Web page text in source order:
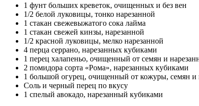
1 фунт больших креветок, очищенных и без вен
1/2 белой луковицы, тонко нарезанной
1 стакан свежевыжатого сока лайма
1 стакан свежей кинзы, нарезанной
1/2 красной луковицы, мелко нарезанной
4 перца серрано, нарезанных кубиками
1 перец халапеньо, очищенный от семян и
2 помидора сорта «Рома», нарезанных кубиками
1 большой огурец, очищенный от кожуры, семян и
Соль и черный перец по вкусу
1 спелый авокадо, нарезанный кубиками